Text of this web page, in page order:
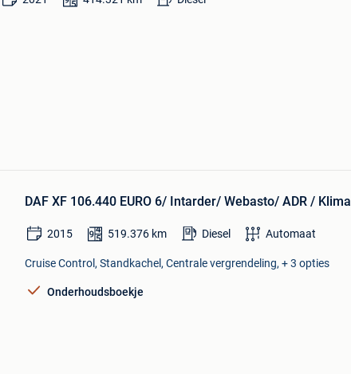
DAF XF 106.440 EURO 6/ Intarder/ Webasto/ ADR / Klima
2015 519.376 km Diesel Automaat
Cruise Control, Standkachel, Centrale vergrendeling, + 3 opties
Onderhoudsboekje